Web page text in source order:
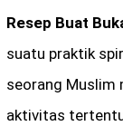
Resep Buat
suatu praktik
seorang Muslim
aktivitas